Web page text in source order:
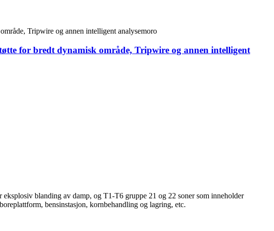
for bredt dynamisk område, Tripwire og annen intelligent
blanding av damp, og T1-T6 gruppe 21 og 22 soner som inneholder
bensinstasjon, kornbehandling og lagring, etc.